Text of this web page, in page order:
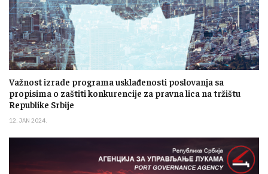
Važnost izrade programa usklađenosti poslovanja sa
propisima o zaštiti konkurencije za pravna lica na tržištu
Republike Srbije
12. JAN 2024.